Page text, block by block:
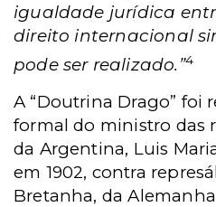
igualdade jurídica
direito internacional
pode ser realizado.”4
A “Doutrina Drago” foi
formal do ministro das
da Argentina, Luis
em 1902, contra
Bretanha, da